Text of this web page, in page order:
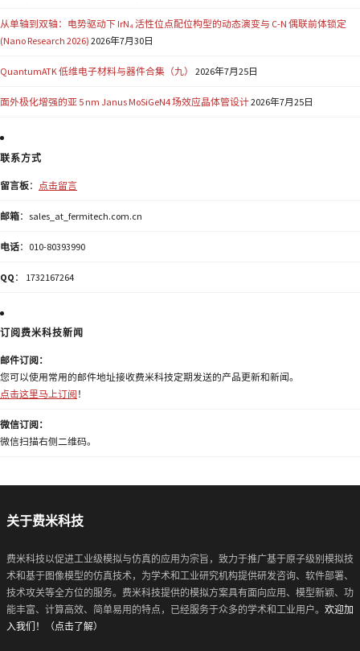
从单轴到双轴：电势驱动下 IrN₄ 活性位点配位构型的动态演变与 C-N 偶联前体锁定
(Nano Research 2026) 2026年7月30日
QuantumATK 低维电子材料与器件合集（九） 2026年7月25日
面外极化增强的亚 5 nm Janus MoSiGeN4 场效应晶体管设计2026年7月25日
联系方式
留言板： 点击留言
邮箱：sales_at_fermitech.com.cn
电话：010-80393990
QQ ： 1732167264
订阅费米科技新闻
邮件订阅：
您可以使用常用的邮件地址接收费米科技定期发送的产品更新和新闻。
点击这里马上订阅 ！
微信订阅：
微信扫描右侧二维码。
关于费米科技
费米科技以促进工业级模拟与仿真的应用为宗旨，致力于推广基于原子级别模拟技
术和基于图像模型的仿真技术，为学术和工业研究机构提供研发咨询、软件部署、
技术攻关等全方位的服务。费米科技提供的模拟方案具有面向应用、模型新颖、功
能丰富、计算高效、简单易用的特点，已经服务于众多的学术和工业用户。 欢迎加
入我们！（点击了解）